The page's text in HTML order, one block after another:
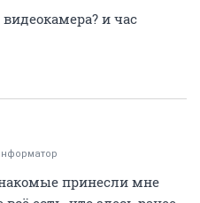
и час
принесли мне